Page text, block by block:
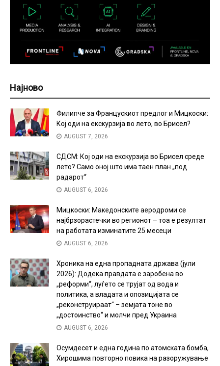
Најново
Филипче за Францускиот предлог и Мицкоски:
Кој оди на екскурзија во лето, во Брисел?
AUGUST 7, 2026
СДСМ: Кој оди на екскурзија во Брисел среде
лето? Само оној што има таен план „под
радарот“
AUGUST 6, 2026
Мицкоски: Македонските аеродроми се
најбрзорастечки во регионот – тоа е резултат
на работата изминатите 25 месеци
AUGUST 6, 2026
Хроника на една пропадната држава (јули
2026): Додека правдата е заробена во
„реформи“, луѓето се трујат од вода и
политика, а владата и опозицијата се
„реконструираат“ – земјата тоне во
„достоинство“ и молчи пред Украина
AUGUST 6, 2026
Осумдесет и една година по атомската бомба,
Хирошима повторно повика на разоружување